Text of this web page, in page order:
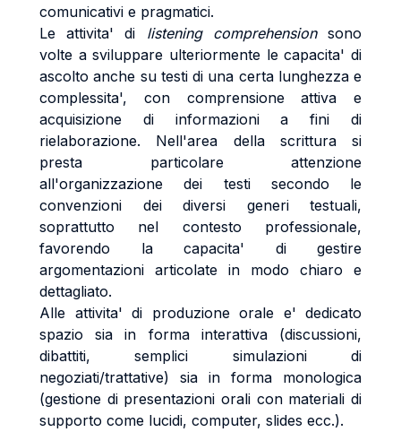
comunicativi e pragmatici.
Le attivita' di listening comprehensionsono
volte a sviluppare ulteriormente le capacita' di
ascolto anche su testi di una certa lunghezza e
complessita', con comprensione attiva e
acquisizione di informazioni a fini di
rielaborazione. Nell'area della scrittura si
presta particolare attenzione
all'organizzazione dei testi secondo le
convenzioni dei diversi generi testuali,
soprattutto nel contesto professionale,
favorendo la capacita' di gestire
argomentazioni articolate in modo chiaro e
dettagliato.
Alle attivita' di produzione orale e' dedicato
spazio sia in forma interattiva (discussioni,
dibattiti, semplici simulazioni di
negoziati/trattative) sia in forma monologica
(gestione di presentazioni orali con materiali di
supporto come lucidi, computer, slides ecc.).